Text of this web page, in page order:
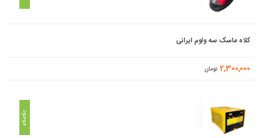
کلاه ماسک سه ولوم ایرانی
2,300,000 تومان
موجود